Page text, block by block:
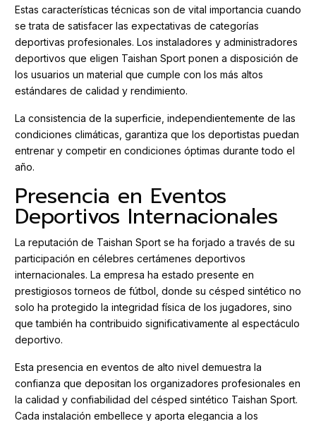
Estas características técnicas son de vital importancia cuando
se trata de satisfacer las expectativas de categorías
deportivas profesionales. Los instaladores y administradores
deportivos que eligen Taishan Sport ponen a disposición de
los usuarios un material que cumple con los más altos
estándares de calidad y rendimiento.
La consistencia de la superficie, independientemente de las
condiciones climáticas, garantiza que los deportistas puedan
entrenar y competir en condiciones óptimas durante todo el
año.
Presencia en Eventos
Deportivos Internacionales
La reputación de Taishan Sport se ha forjado a través de su
participación en célebres certámenes deportivos
internacionales. La empresa ha estado presente en
prestigiosos torneos de fútbol, donde su césped sintético no
solo ha protegido la integridad física de los jugadores, sino
que también ha contribuido significativamente al espectáculo
deportivo.
Esta presencia en eventos de alto nivel demuestra la
confianza que depositan los organizadores profesionales en
la calidad y confiabilidad del césped sintético Taishan Sport.
Cada instalación embellece y aporta elegancia a los